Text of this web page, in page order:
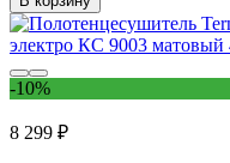
-10%
8 299 ₽